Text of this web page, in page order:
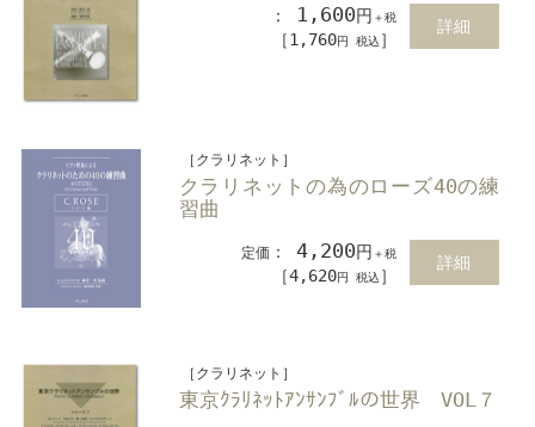
： 1,600円 ＋税
［1,760円 税込 ］
詳細
［クラリネット］
クラリネットの為のローズ40の練
習曲
定価 ：4,200円 ＋税
［4,620円 税込 ］
詳細
［クラリネット］
東京ｸﾗﾘﾈｯﾄｱﾝｻﾝﾌﾞﾙの世界 VOL７